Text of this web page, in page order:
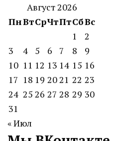
Август 2026
ПнВтСрЧтПтСбВс
1
2
3
4 5 6 7 8
9
10 11 12 13 14 15 16
17 18 19 2021 22 23
24 25 26 27 28 29 30
31
« Июл